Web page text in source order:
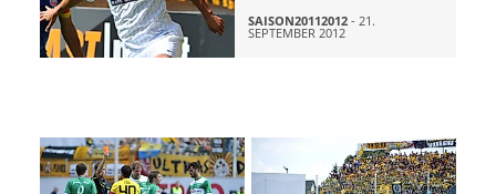
SAISON20112012 - 21.
SEPTEMBER 2012